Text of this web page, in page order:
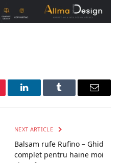
LinkedInTumblr Email
NEXT ARTICLE
Balsam rufe Rufino – Ghid
complet pentru haine moi